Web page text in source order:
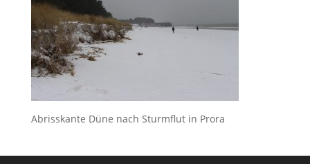
Abrisskante Düne nach Sturmflut in Prora